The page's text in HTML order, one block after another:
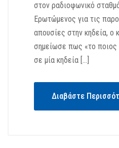
στον ραδιοφωνικό
Ερωτώμενος για τις
απουσίες στην κηδεία, ο
σημείωσε πως «το ποιος
σε μία κηδεία […]
Διαβάστε